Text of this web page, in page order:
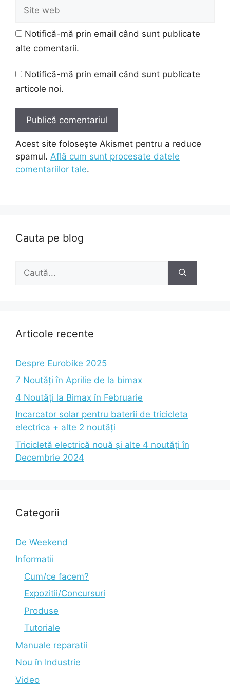
Site
web
Notifică-mă prin email când sunt publicate
alte comentarii.
Notifică-mă prin email când sunt publicate
articole noi.
Acest site folosește Akismet pentru a reduce
spamul. Află cum sunt procesate datele
comentariilor tale.
Cauta pe blog
după:
Articole recente
Despre Eurobike 2025
7 Noutăți în Aprilie de la bimax
4 Noutăți la Bimax în Februarie
Incarcator solar pentru baterii de tricicleta
electrica + alte 2 noutăți
Tricicletă electrică nouă și alte 4 noutăți în
Decembrie 2024
Categorii
De Weekend
Informatii
Cum/ce facem?
Expozitii/Concursuri
Produse
Tutoriale
Manuale reparatii
Nou în Industrie
Video